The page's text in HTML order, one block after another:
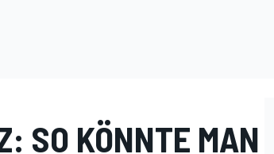
SO KÖNNTE MAN